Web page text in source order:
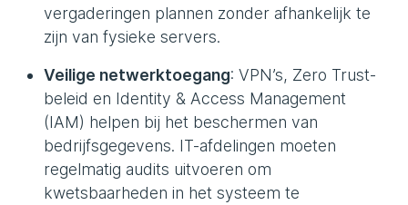
vergaderingen plannen zonder afhankelijk te
zijn van fysieke servers.
Veilige netwerktoegang: VPN’s, Zero Trust-
beleid en Identity & Access Management
(IAM) helpen bij het beschermen van
bedrijfsgegevens. IT-afdelingen moeten
regelmatig audits uitvoeren om
kwetsbaarheden in het systeem te